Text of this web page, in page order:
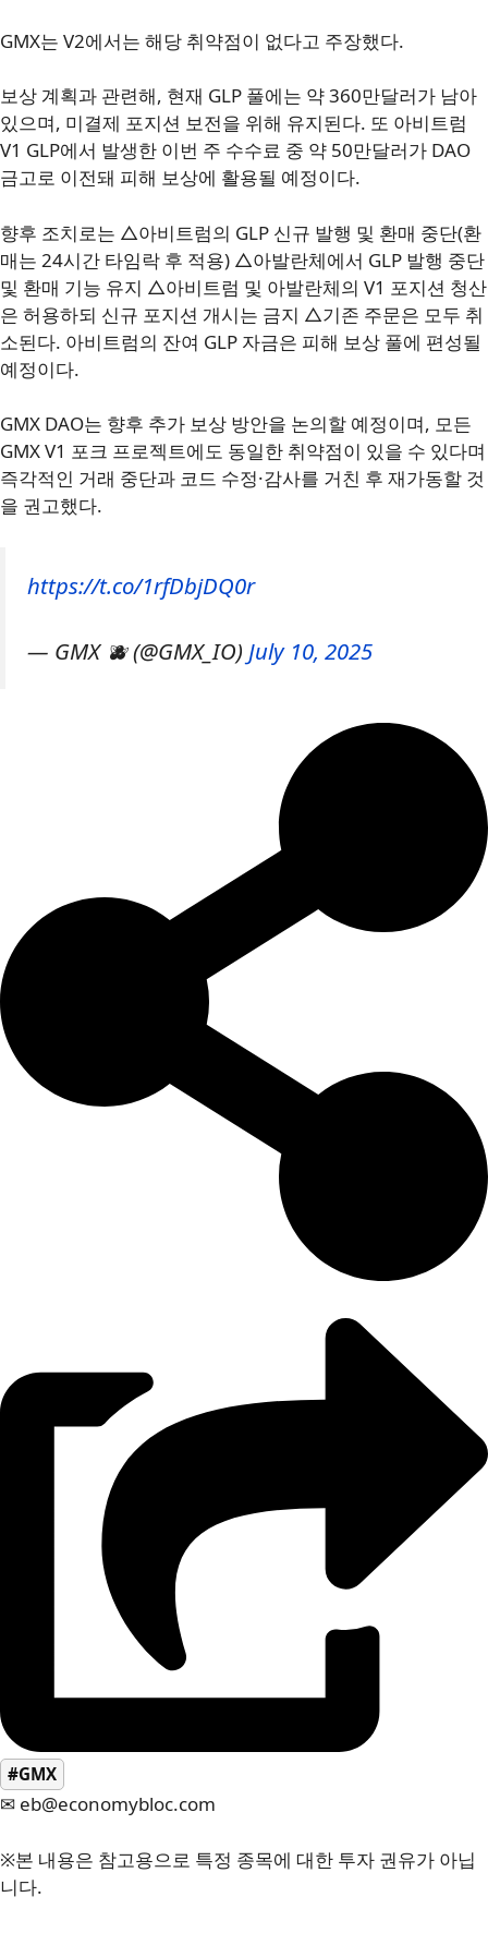
GMX는 V2에서는 해당 취약점이 없다고 주장했다.
보상 계획과 관련해, 현재 GLP 풀에는 약 360만달러가 남아
있으며, 미결제 포지션 보전을 위해 유지된다. 또 아비트럼
V1 GLP에서 발생한 이번 주 수수료 중 약 50만달러가 DAO
금고로 이전돼 피해 보상에 활용될 예정이다.
향후 조치로는 △아비트럼의 GLP 신규 발행 및 환매 중단(환
매는 24시간 타임락 후 적용) △아발란체에서 GLP 발행 중단
및 환매 기능 유지 △아비트럼 및 아발란체의 V1 포지션 청산
은 허용하되 신규 포지션 개시는 금지 △기존 주문은 모두 취
소된다. 아비트럼의 잔여 GLP 자금은 피해 보상 풀에 편성될
예정이다.
GMX DAO는 향후 추가 보상 방안을 논의할 예정이며, 모든
GMX V1 포크 프로젝트에도 동일한 취약점이 있을 수 있다며
즉각적인 거래 중단과 코드 수정·감사를 거친 후 재가동할 것
을 권고했다.
https://t.co/1rfDbjDQ0r
— GMX 🫐 (@GMX_IO) July 10, 2025
#GMX
✉ eb@economybloc.com
※본 내용은 참고용으로 특정 종목에 대한 투자 권유가 아닙
니다.